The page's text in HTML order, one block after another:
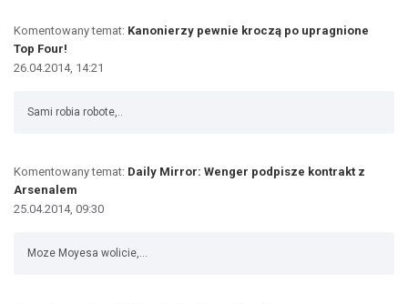
Komentowany temat: Kanonierzy pewnie kroczą po upragnione
Top Four!
26.04.2014, 14:21
Sami robia robote,..
Komentowany temat: Daily Mirror: Wenger podpisze kontrakt z
Arsenalem
25.04.2014, 09:30
Moze Moyesa wolicie,...